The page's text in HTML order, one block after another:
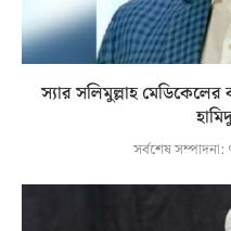
স্যার সলিমুল্লাহ
সর্বশেষ সম্পাদনা: